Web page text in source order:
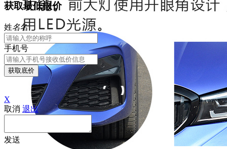
获取最低报价
姓名名
手机号
获取底价
X
取消 退出
发送